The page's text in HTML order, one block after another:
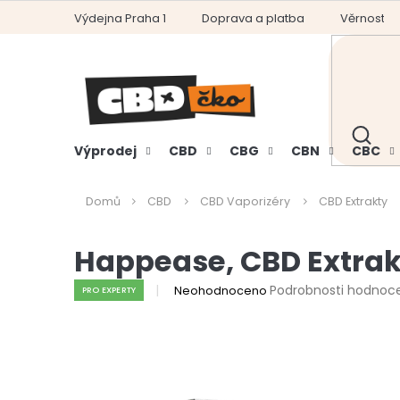
Výdejna Praha 1 Doprava a platba Věrnostní
HLEDAT
Výprodej CBD CBG CBN CBC
Domů CBD CBD Vaporizéry CBD Extrakty
Happease, CBD
PRO EXPERTY
Průměrné
Neohodnoceno Podrobnosti